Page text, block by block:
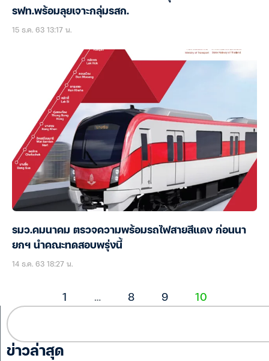
รฟท.พร้อมลุยเจาะกลุ่มรสก.
15 ธ.ค. 63 13:17 น.
รมว.คมนาคม ตรวจความพร้อมรถไฟสายสีแดง ก่อนนา
ยกฯ นำคณะทดสอบพรุ่งนี้
14 ธ.ค. 63 18:27 น.
1 … 8 9 10
ข่าวล่าสุด